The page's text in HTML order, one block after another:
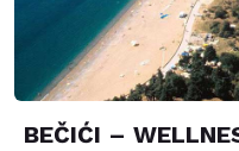
BEČIĆI –